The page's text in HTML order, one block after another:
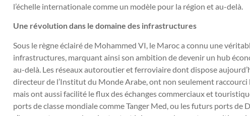
l’échelle internationale comme un modèle pour la région et au-delà.
Une révolution dans le domaine des infrastructures
Sous le règne éclairé de Mohammed VI, le Maroc a connu une
infrastructures, marquant ainsi son ambition de devenir un hub
au-delà. Les réseaux autoroutier et ferroviaire dont dispose
directeur de l’Institut du Monde Arabe, ont non seulement raccourci
mais ont aussi facilité le flux des échanges commerciaux et
ports de classe mondiale comme Tanger Med, ou les futurs ports